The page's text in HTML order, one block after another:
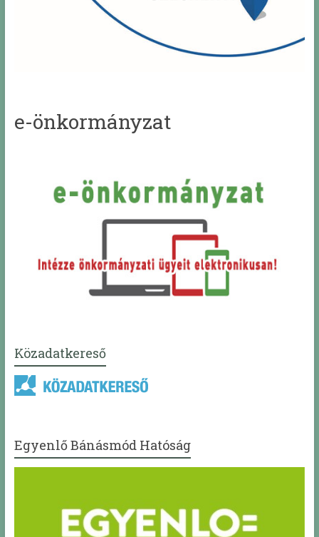
e-önkormányzat
Közadatkereső
Egyenlő Bánásmód Hatóság